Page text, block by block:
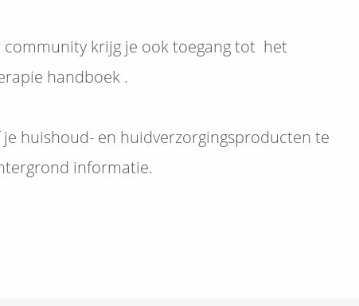
community krijg je ook toegang tot het
handboek .
huishoud- en huidverzorgingsproducten te
informatie.